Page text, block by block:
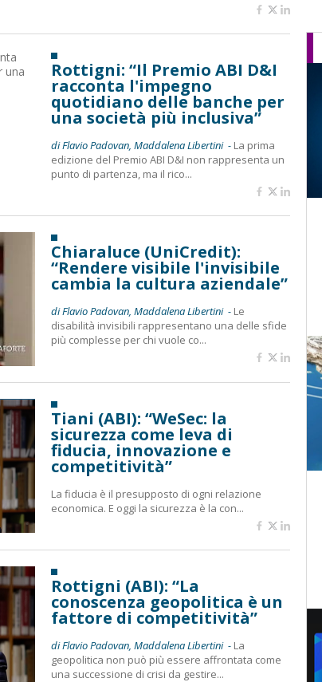
Rottigni: “Il Premio ABI D&I
racconta l'impegno
quotidiano delle banche per
una società più inclusiva”
di Flavio Padovan, Maddalena Libertini - La prima
edizione del Premio ABI D&I non rappresenta un
punto di partenza, ma il rico...
Chiaraluce (UniCredit):
“Rendere visibile l'invisibile
cambia la cultura aziendale”
di Flavio Padovan, Maddalena Libertini - Le
disabilità invisibili rappresentano una delle sfide
più complesse per chi vuole co...
Tiani (ABI): “WeSec: la
sicurezza come leva di
fiducia, innovazione e
competitività”
La fiducia è il presupposto di ogni relazione
economica. E oggi la sicurezza è la con...
Rottigni (ABI): “La
conoscenza geopolitica è un
fattore di competitività”
di Flavio Padovan, Maddalena Libertini - La
geopolitica non può più essere affrontata come
una successione di crisi da gestire...